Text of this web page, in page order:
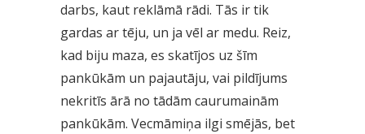
darbs, kaut reklāmā rādi. Tās ir tik
gardas ar tēju, un ja vēl ar medu. Reiz,
kad biju maza, es skatījos uz šīm
pankūkām un pajautāju, vai pildījums
nekritīs ārā no tādām caurumainām
pankūkām. Vecmāmiņa ilgi smējās, bet